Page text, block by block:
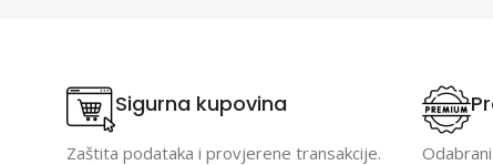
Sigurna kupovina
Zaštita podataka i provjerene transakcije.